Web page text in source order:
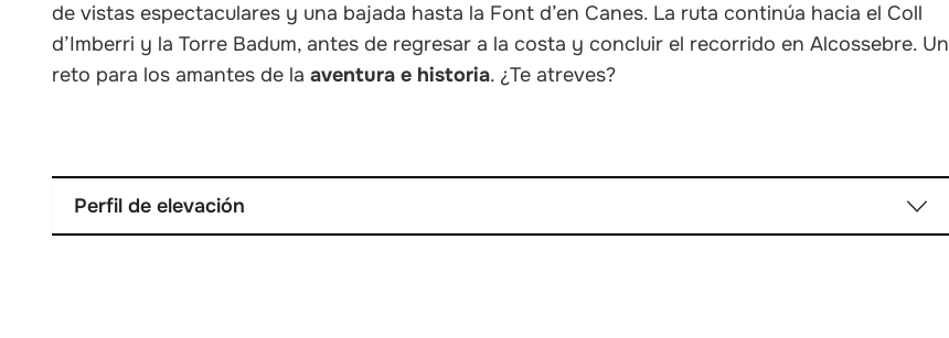
de vistas espectaculares y una bajada hasta la Font d’en Canes. La ruta continúa hacia el Coll
d’Imberri y la Torre Badum, antes de regresar a la costa y concluir el recorrido en Alcossebre. Un
reto para los amantes de laaventura e historia. ¿Te atreves?
Perfil de elevación